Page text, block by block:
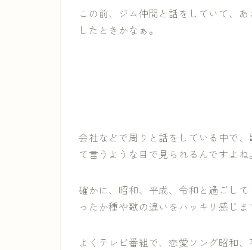
この前、ジム仲間と話をしていて、
したときかなぁ。
会社などで周りと話をしている中で
て言うような目で見られるんですよね。
確かに、昭和、平成、令和と過ごし
ったか種や歌の違いをハッキリ感じま
よくテレビ番組で、恋愛ソング昭和